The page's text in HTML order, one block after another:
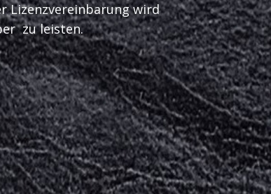
Lizenzvereinbarung wird
zu leisten.